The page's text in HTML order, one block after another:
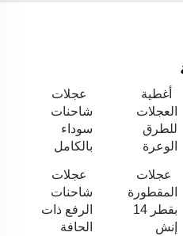
أغطية
العجلات
للطرق
الوعرة
عجلات
شاحنات
سوداء
بالكامل
عجلات
المقطورة
بقطر 14
إنش
عجلات
شاحنات
الرفع ذات
الحافة